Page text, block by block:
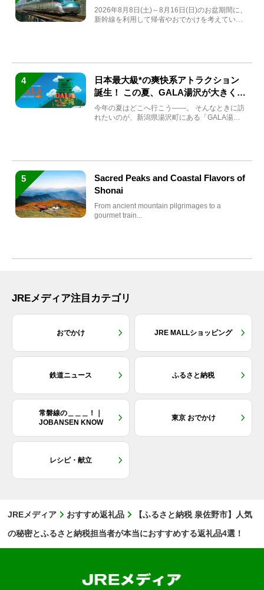
券も解説
2026年8月8日(土)～8月16日(日)のお盆期間に、
新幹線を利用して帰省やおでかけを考えている
4
日本最大級*の爽快系アトラクション
誕生！ この夏、GALA湯沢が大きく生
まれ変わる
今年の夏はどこへ行こう――。 そんなときに訪
れたいのが、新潟県湯沢町にある「GALA湯
5
Sacred Peaks and Coastal Flavors of
Shonai
From ancient mountain pilgrimages to a
gourmet train...
JREメディア注目カテゴリ
おでかけ JRE MALLショッピング
鉄道ニュース ふるさと納税
常磐線の＿＿＿！｜
JOBANSEN KNOW
東京 おでかけ
レシピ・献立
JREメディア おすすめ返礼品
【ふるさと納税 泉佐野市】人気
の秘密とふるさと納税担当者が本当におすすめする返礼品4選！